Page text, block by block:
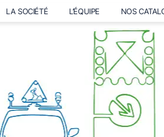
LA SOCIÉTÉ L’ÉQUIPE NOS